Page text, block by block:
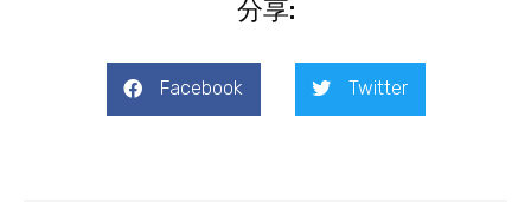
分享:
Facebook Twitter